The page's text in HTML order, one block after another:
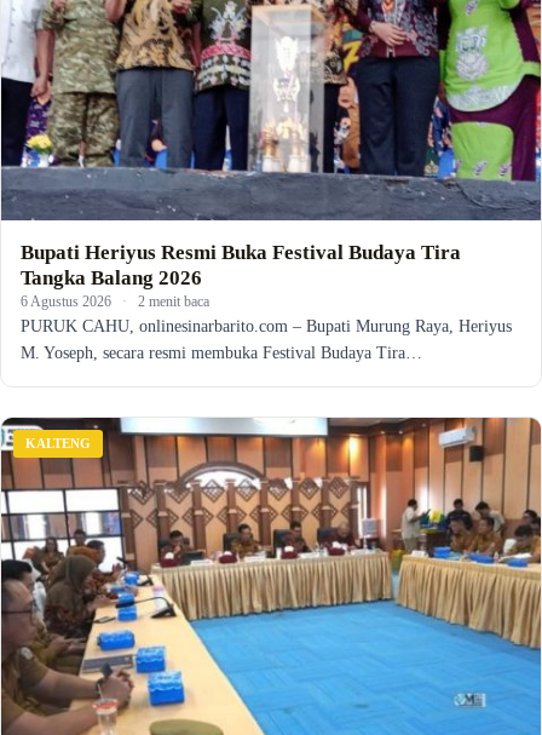
Bupati Heriyus Resmi Buka Festival Budaya Tira
Tangka Balang 2026
6 Agustus 2026 · 2 menit baca
PURUK CAHU, onlinesinarbarito.com – Bupati Murung Raya, Heriyus
M. Yoseph, secara resmi membuka Festival Budaya Tira…
KALTENG